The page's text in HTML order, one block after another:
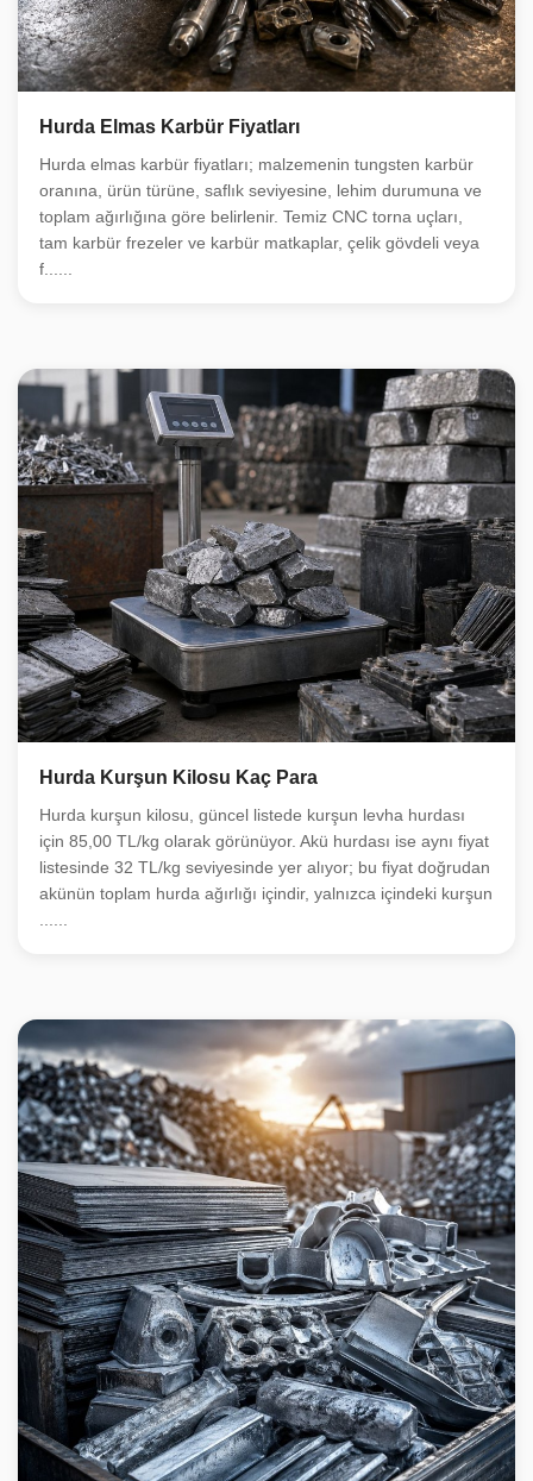
Hurda Elmas Karbür Fiyatları
Hurda elmas karbür fiyatları; malzemenin tungsten karbür
oranına, ürün türüne, saflık seviyesine, lehim durumuna ve
toplam ağırlığına göre belirlenir. Temiz CNC torna uçları,
tam karbür frezeler ve karbür matkaplar, çelik gövdeli veya
f......
Hurda Kurşun Kilosu Kaç Para
Hurda kurşun kilosu, güncel listede kurşun levha hurdası
için 85,00 TL/kg olarak görünüyor. Akü hurdası ise aynı fiyat
listesinde 32 TL/kg seviyesinde yer alıyor; bu fiyat doğrudan
akünün toplam hurda ağırlığı içindir, yalnızca içindeki kurşun